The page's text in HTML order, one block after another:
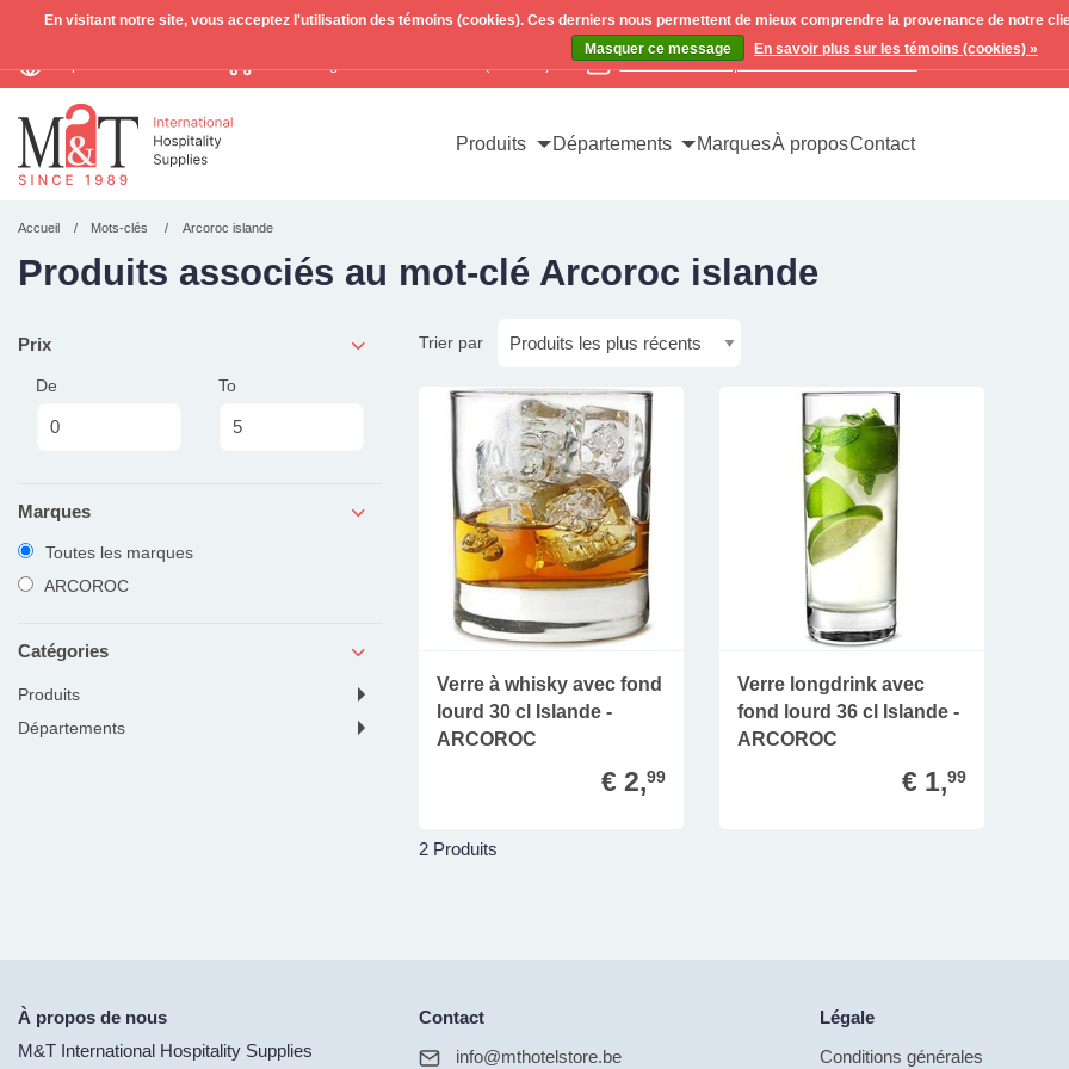
Contactez-nous pour toutes vos demandes
Produits Départements MarquesÀ proposContact
Accueil Mots-clés Arcoroc islande
Produits associés au mot-clé Arcoroc islande
Prix
De To
Marques
Toutes les marques
ARCOROC
Catégories
produits
départements
Trier par
Verre à whisky avec fond
lourd 30 cl Islande -
ARCOROC
€ 2,99
Verre longdrink avec
fond lourd 36 cl Islande -
ARCOROC
€ 1,99
2 Produits
À propos de nous
M&T International Hospitality Supplies
Contact
info@mthotelstore.be
Légale
Conditions générales
En visitant notre site, vous acceptez l'utilisation des témoins (cookies). Ces derniers nous permettent de mieux comprendre la provenance de notre
Masquer ce message
En savoir plus sur les témoins (cookies) »